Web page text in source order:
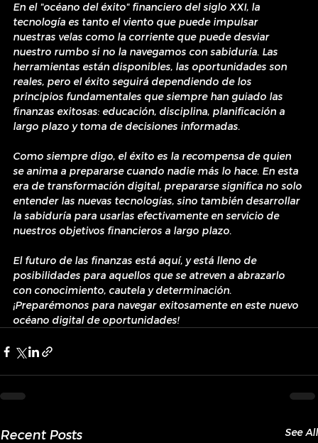
En el "océano del éxito" financiero del siglo XXI, la
tecnología es tanto el viento que puede impulsar
nuestras velas como la corriente que puede desviar
nuestro rumbo si no la navegamos con sabiduría. Las
herramientas están disponibles, las oportunidades son
reales, pero el éxito seguirá dependiendo de los
principios fundamentales que siempre han guiado las
finanzas exitosas: educación, disciplina, planificación a
largo plazo y toma de decisiones informadas.
Como siempre digo, el éxito es la recompensa de quien
se anima a prepararse cuando nadie más lo hace. En esta
era de transformación digital, prepararse significa no solo
entender las nuevas tecnologías, sino también desarrollar
la sabiduría para usarlas efectivamente en servicio de
nuestros objetivos financieros a largo plazo.
El futuro de las finanzas está aquí, y está lleno de
posibilidades para aquellos que se atreven a abrazarlo
con conocimiento, cautela y determinación.
¡Preparémonos para navegar exitosamente en este nuevo
océano digital de oportunidades!
Recent Posts See All